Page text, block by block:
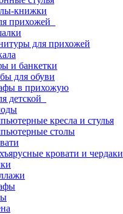
книжки
прихожей
для прихожей
и банкетки
для обуви
в прихожую
детской
кресла и стулья
столы
кровати и чердаки